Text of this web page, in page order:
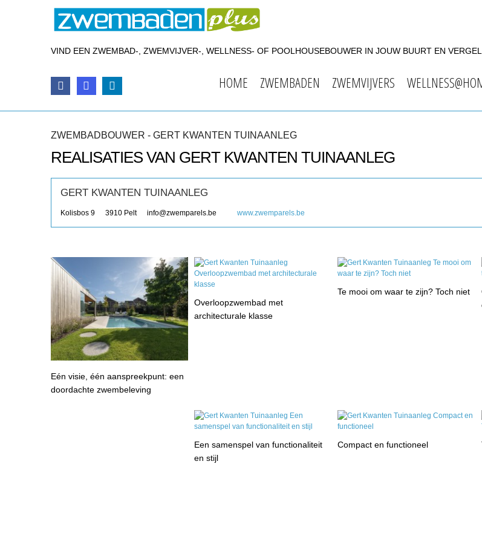
VIND EEN ZWEMBAD-, ZWEMVIJVER-, WELLNESS- OF POOLHOUSEBOUWER IN JOUW BUURT EN
HOME ZWEMBADEN ZWEMVIJVERS
ZWEMBADBOUWER - GERT KWANTEN TUINAANLEG
REALISATIES VAN GERT KWANTEN TUINAANLEG
GERT KWANTEN TUINAANLEG
Kolisbos 9 3910 Pelt info@zwemparels.be www.zwemparels.be
Eén visie, één aanspreekpunt: een
doordachte zwembeleving
Overloopzwembad met
architecturale klasse
Te mooi om waar te zijn? Toch niet
Een samenspel van functionaliteit
en stijl
Compact en functioneel